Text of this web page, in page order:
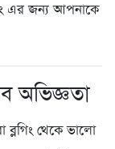
এর জন্য আপনাকে
অভিজ্ঞতা
থেকে ভালো